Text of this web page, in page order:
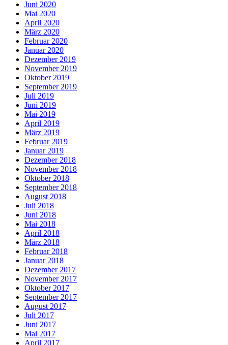
Juni 2020
Mai 2020
April 2020
März 2020
Februar 2020
Januar 2020
Dezember 2019
November 2019
Oktober 2019
September 2019
Juli 2019
Juni 2019
Mai 2019
April 2019
März 2019
Februar 2019
Januar 2019
Dezember 2018
November 2018
Oktober 2018
September 2018
August 2018
Juli 2018
Juni 2018
Mai 2018
April 2018
März 2018
Februar 2018
Januar 2018
Dezember 2017
November 2017
Oktober 2017
September 2017
August 2017
Juli 2017
Juni 2017
Mai 2017
April 2017